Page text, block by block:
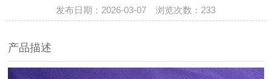
发布日期：2026-03-07 浏览次数：233
产品描述